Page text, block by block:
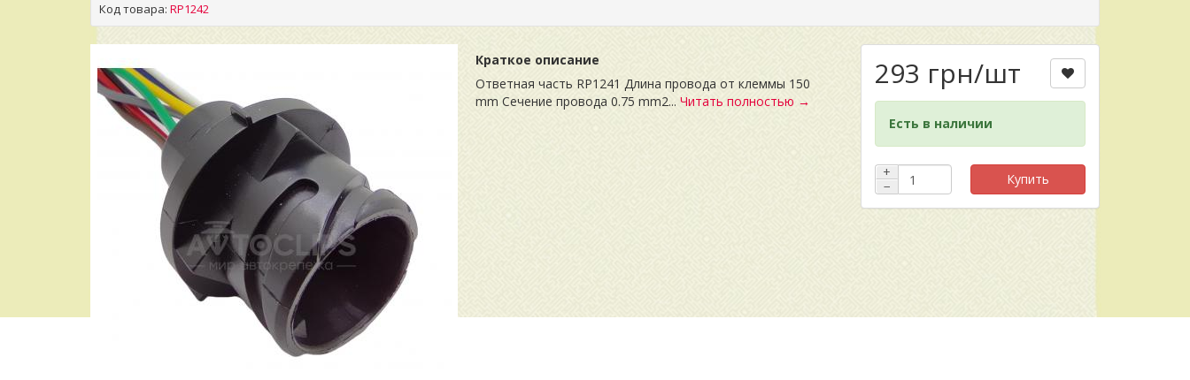
Код товара: RP1242
Краткое описание
Ответная часть RP1241 Длина провода от клеммы 150
mm Сечение провода 0.75 mm2... Читать полностью →
293 грн/шт
Есть в наличии
+
−
Купить